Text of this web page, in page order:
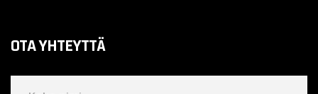
OTA YHTEYTTÄ